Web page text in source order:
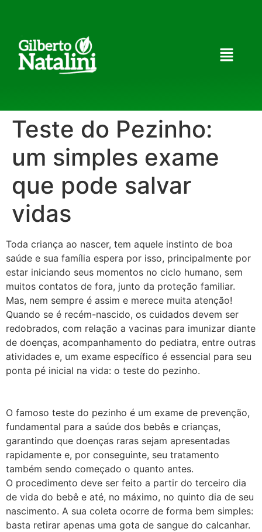
Teste do Pezinho:
um simples exame
que pode salvar
vidas
Toda criança ao nascer, tem aquele instinto de boa
saúde e sua família espera por isso, principalmente por
estar iniciando seus momentos no ciclo humano, sem
muitos contatos de fora, junto da proteção familiar.
Mas, nem sempre é assim e merece muita atenção!
Quando se é recém-nascido, os cuidados devem ser
redobrados, com relação a vacinas para imunizar diante
de doenças, acompanhamento do pediatra, entre outras
atividades e, um exame específico é essencial para seu
ponta pé inicial na vida: o teste do pezinho.
O famoso teste do pezinho é um exame de prevenção,
fundamental para a saúde dos bebês e crianças,
garantindo que doenças raras sejam apresentadas
rapidamente e, por conseguinte, seu tratamento
também sendo começado o quanto antes.
O procedimento deve ser feito a partir do terceiro dia
de vida do bebê e até, no máximo, no quinto dia de seu
nascimento. A sua coleta ocorre de forma bem simples:
basta retirar apenas uma gota de sangue do calcanhar.